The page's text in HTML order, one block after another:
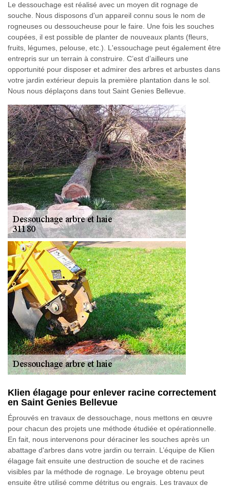
Le dessouchage est réalisé avec un moyen dit rognage de
souche. Nous disposons d'un appareil connu sous le nom de
rogneuses ou dessoucheuse pour le faire. Une fois les souches
coupées, il est possible de planter de nouveaux plants (fleurs,
fruits, légumes, pelouse, etc.). L'essouchage peut également être
entrepris sur un terrain à construire. C’est d’ailleurs une
opportunité pour disposer et admirer des arbres et arbustes dans
votre jardin extérieur depuis la première plantation dans le sol.
Nous nous déplaçons dans tout Saint Genies Bellevue.
Klien élagage pour enlever racine correctement
en Saint Genies Bellevue
Éprouvés en travaux de dessouchage, nous mettons en œuvre
pour chacun des projets une méthode étudiée et opérationnelle.
En fait, nous intervenons pour déraciner les souches après un
abattage d'arbres dans votre jardin ou terrain. L’équipe de Klien
élagage fait ensuite une destruction de souche et de racines
visibles par la méthode de rognage. Le broyage obtenu peut
ensuite être utilisé comme détritus ou engrais. Les travaux de